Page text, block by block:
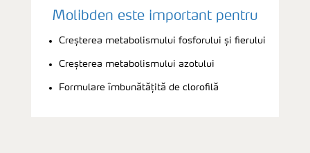
Molibden este important pentru
Creșterea metabolismului fosforului și fierului
Creșterea metabolismului azotului
Formulare îmbunătățită de clorofilă